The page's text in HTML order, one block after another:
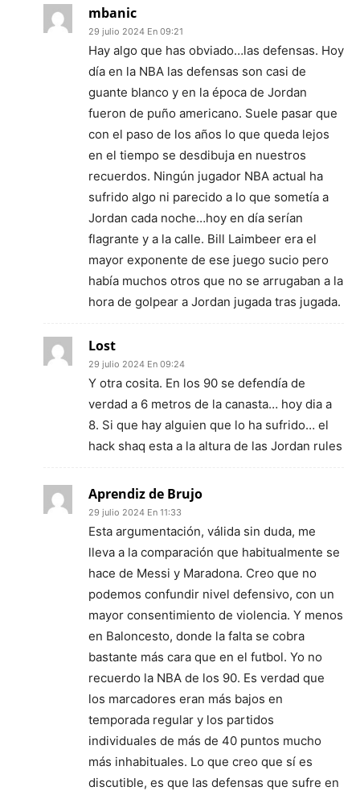
mbanic
29 julio 2024 En 09:21
Hay algo que has obviado…las defensas. Hoy
día en la NBA las defensas son casi de
guante blanco y en la época de Jordan
fueron de puño americano. Suele pasar que
con el paso de los años lo que queda lejos
en el tiempo se desdibuja en nuestros
recuerdos. Ningún jugador NBA actual ha
sufrido algo ni parecido a lo que sometía a
Jordan cada noche…hoy en día serían
flagrante y a la calle. Bill Laimbeer era el
mayor exponente de ese juego sucio pero
había muchos otros que no se arrugaban a la
hora de golpear a Jordan jugada tras jugada.
Lost
29 julio 2024 En 09:24
Y otra cosita. En los 90 se defendía de
verdad a 6 metros de la canasta… hoy dia a
8. Si que hay alguien que lo ha sufrido… el
hack shaq esta a la altura de las Jordan rules
Aprendiz de Brujo
29 julio 2024 En 11:33
Esta argumentación, válida sin duda, me
lleva a la comparación que habitualmente se
hace de Messi y Maradona. Creo que no
podemos confundir nivel defensivo, con un
mayor consentimiento de violencia. Y menos
en Baloncesto, donde la falta se cobra
bastante más cara que en el futbol. Yo no
recuerdo la NBA de los 90. Es verdad que
los marcadores eran más bajos en
temporada regular y los partidos
individuales de más de 40 puntos mucho
más inhabituales. Lo que creo que sí es
discutible, es que las defensas que sufre en